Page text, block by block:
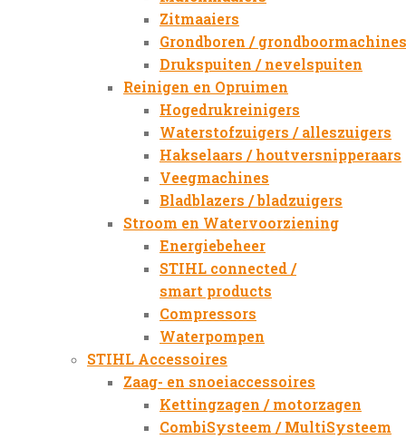
Zitmaaiers
Grondboren / grondboormachines
Drukspuiten / nevelspuiten
Reinigen en Opruimen
Hogedrukreinigers
Waterstofzuigers / alleszuigers
Hakselaars / houtversnipperaars
Veegmachines
Bladblazers / bladzuigers
Stroom en Watervoorziening
Energiebeheer
STIHL connected /
smart products
Compressors
Waterpompen
STIHL Accessoires
Zaag- en snoeiaccessoires
Kettingzagen / motorzagen
CombiSysteem / MultiSysteem